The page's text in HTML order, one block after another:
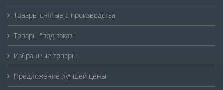
Товары снятые с производства
Товары "под заказ"
Избранные товары
Предложение лучшей цены